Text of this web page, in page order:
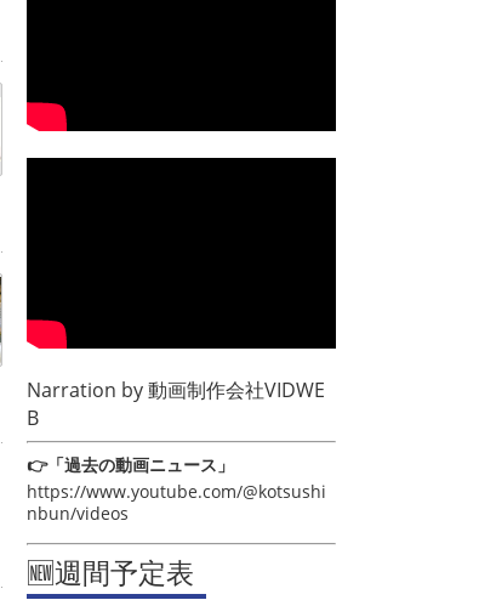
Narration by動画制作会社VIDWE
B
👉「過去の動画ニュース」
https://www.youtube.com/@kotsushi
nbun/videos
🆕週間予定表